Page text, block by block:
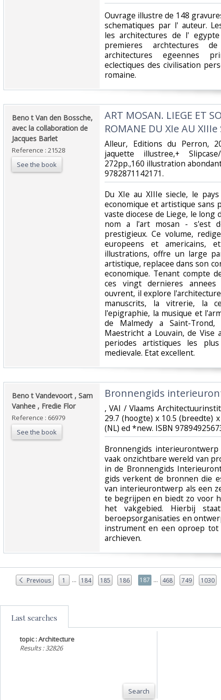
‎Ouvrage illustre de 148
schematiques par l' auteur.
les architectures de l'
premieres archtectures
architectures egeennes
eclectiques des civilisation
romaine.‎
‎Beno t Van den Bossche,
avec la collaboration de
Jacques Barlet‎
Reference : 21528
See the book
‎ART MOSAN. LIEGE ET
ROMANE DU XIe AU
‎Alleur, Editions du Perron,
jaquette illustree,+
272pp.,160 illustration
9782871142171.‎
‎Du XIe au XIIIe siecle, le
economique et artistique sans
vaste diocese de Liege, le long
nom a l'art mosan - s'est
prestigieux. Ce volume,
europeens et americains,
illustrations, offre un large
artistique, replacee dans son
economique. Tenant compte
ces vingt dernieres
ouvrent, il explore
manuscrits, la vitrerie, la
l'epigraphie, la musique et
de Malmedy a Saint-
Maestricht a Louvain, de Vise
periodes artistiques les
medievale. Etat excellent. ‎
‎Beno t Vandevoort , Sam
Vanhee , Fredie Flor ‎
Reference : 66979
See the book
‎Bronnengids
‎, VAI / Vlaams
29.7 (hoogte) x 10.5 (breedte)
(NL) ed *new. ISBN
‎Bronnengids
vaak onzichtbare wereld van
in de Bronnengids
gids verkent de bronnen die
van interieurontwerp als een
te begrijpen en biedt zo voor
het vakgebied. Hierbij
beroepsorganisaties en
instrument en een oproep tot
archieven.‎
Previous 1 ... 184 185 186 187 ... 468 749 1030
Last searches
topic : Architecture
Results : 32826
Search